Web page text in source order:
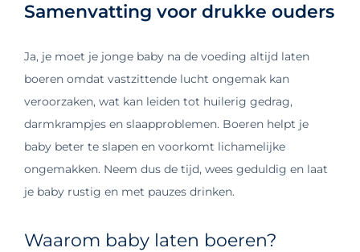
Samenvatting voor drukke ouders
Ja, je moet je jonge baby na de voeding altijd laten
boeren omdat vastzittende lucht ongemak kan
veroorzaken, wat kan leiden tot huilerig gedrag,
darmkrampjes en slaapproblemen. Boeren helpt je
baby beter te slapen en voorkomt lichamelijke
ongemakken. Neem dus de tijd, wees geduldig en laat
je baby rustig en met pauzes drinken.
Waarom baby laten boeren?